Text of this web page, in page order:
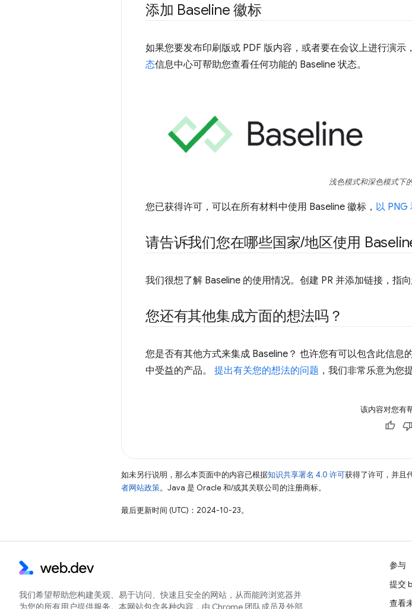
添加 Baseline 徽标
如果您要发布印刷版或 PDF 版内容，或者要在会议上进行演示
态信息中心可帮助您查看任何功能的 Baseline 状态。
浅色模式和深色模式下
您已获得许可，可以在所有材料中使用 Baseline 徽标， 以 PNG
请告诉我们您在哪些国家/地区使用
我们很想了解 Baseline 的使用情况。创建 PR 并添加链接，指
您还有其他集成方面的想法吗？
您是否有其他方式来集成 Baseline？ 也许您有可以包含此信
中受益的产品。 提出有关您的想法的问题 ，我们非常乐意为您
该内容对您有
如未另行说明，那么本页面中的内容已根据知识共享署名 4.0 许可获得了许可，并且
者网站政策。Java 是 Oracle 和/或其关联公司的注册商标。
最后更新时间 (UTC)：2024-10-23。
我们希望帮助您构建美观、易于访问、快速且安全的网站，从而能跨浏览器并
为您的所有用户提供服务。本网站包含各种内容，由 Chrome 团队成员及外部
参与
提交
查看